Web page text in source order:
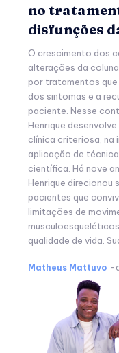
no
disfunções
O crescimento dos
alterações da
por tratamentos
dos sintomas e a
paciente. Nesse
Henrique
clínica criteriosa, na
aplicação de
científica. Há nove
Henrique direcionou
pacientes que
limitações de
qualidade de vida.
Matheus Mattuvo -